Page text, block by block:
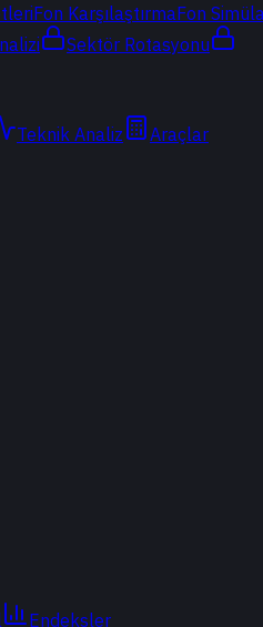
Fon KarşılaştırmaFon
Sektör Rotasyonu
Teknik Analiz
Araçlar
Endeksler